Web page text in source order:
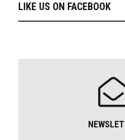
LIKE US ON FACEBOOK